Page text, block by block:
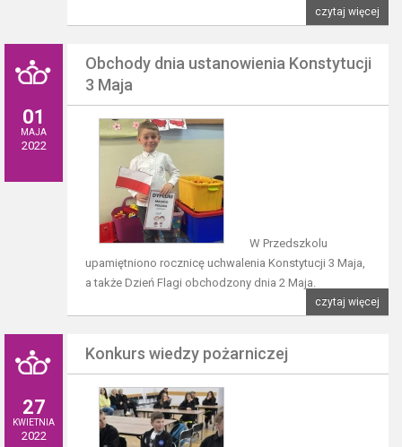
czytaj więcej
01
MAJA
2022
Obchody dnia ustanowienia Konstytucji
3 Maja
W Przedszkolu
upamiętniono rocznicę uchwalenia Konstytucji 3 Maja,
a także Dzień Flagi obchodzony dnia 2 Maja.
czytaj więcej
27
KWIETNIA
2022
Konkurs wiedzy pożarniczej